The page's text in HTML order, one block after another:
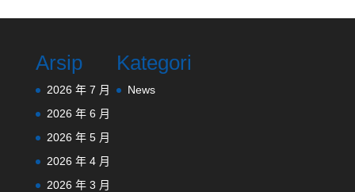
Arsip
2026 年 7 月
2026 年 6 月
2026 年 5 月
2026 年 4 月
2026 年 3 月
Kategori
News